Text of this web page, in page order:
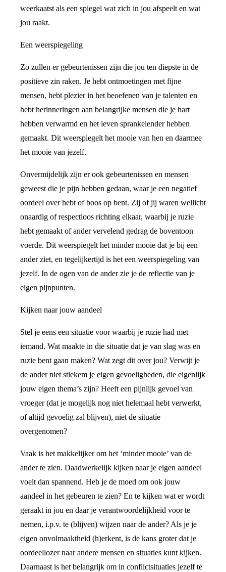
weerkaatst als een spiegel wat zich in jou afspeelt en wat
jou raakt.
Een weerspiegeling
Zo zullen er gebeurtenissen zijn die jou ten diepste in de
positieve zin raken. Je hebt ontmoetingen met fijne
mensen, hebt plezier in het beoefenen van je talenten en
hebt herinneringen aan belangrijke mensen die je hart
hebben verwarmd en het leven sprankelender hebben
gemaakt. Dit weerspiegelt het mooie van hen en daarmee
het mooie van jezelf.
Onvermijdelijk zijn er ook gebeurtenissen en mensen
geweest die je pijn hebben gedaan, waar je een negatief
oordeel over hebt of boos op bent. Zij of jij waren wellicht
onaardig of respectloos richting elkaar, waarbij je ruzie
hebt gemaakt of ander vervelend gedrag de boventoon
voerde. Dit weerspiegelt het minder mooie dat je bij een
ander ziet, en tegelijkertijd is het een weerspiegeling van
jezelf. In de ogen van de ander zie je de reflectie van je
eigen pijnpunten.
Kijken naar jouw aandeel
Stel je eens een situatie voor waarbij je ruzie had met
iemand. Wat maakte in die situatie dat je van slag was en
ruzie bent gaan maken? Wat zegt dit over jou? Verwijt je
de ander niet stiekem je eigen gevoeligheden, die eigenlijk
jouw eigen thema’s zijn? Heeft een pijnlijk gevoel van
vroeger (dat je mogelijk nog niet helemaal hebt verwerkt,
of altijd gevoelig zal blijven), niet de situatie
overgenomen?
Vaak is het makkelijker om het ‘minder mooie’ van de
ander te zien. Daadwerkelijk kijken naar je eigen aandeel
voelt dan spannend. Heb je de moed om ook jouw
aandeel in het gebeuren te zien? En te kijken wat er wordt
geraakt in jou en daar je verantwoordelijkheid voor te
nemen, i.p.v. te (blijven) wijzen naar de ander? Als je je
eigen onvolmaaktheid (h)erkent, is de kans groter dat je
oordeellozer naar andere mensen en situaties kunt kijken.
Daarnaast is het belangrijk om in conflictsituaties jezelf te